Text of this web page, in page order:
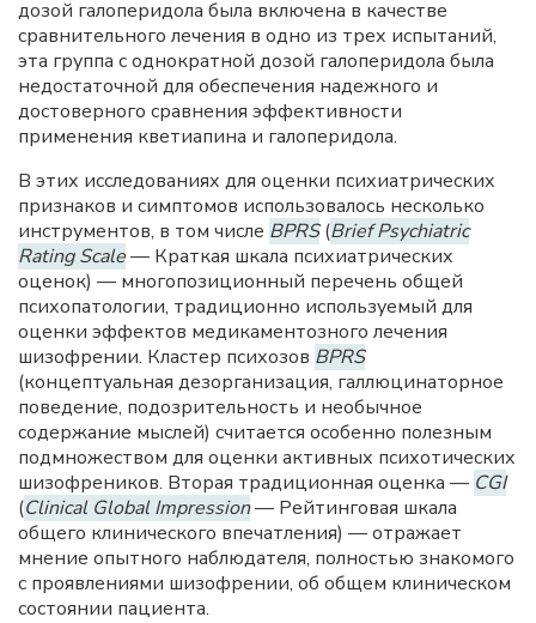
дозой галоперидола была включена в качестве
сравнительного лечения в одно из трех испытаний,
эта группа с однократной дозой галоперидола была
недостаточной для обеспечения надежного и
достоверного сравнения эффективности
применения кветиапина и галоперидола.
В этих исследованиях для оценки психиатрических
признаков и симптомов использовалось несколько
инструментов, в том числе BPRS(Brief Psychiatric
Rating Scale— Краткая шкала психиатрических
оценок) — многопозиционный перечень общей
психопатологии, традиционно используемый для
оценки эффектов медикаментозного лечения
шизофрении. Кластер психозов BPRS
(концептуальная дезорганизация, галлюцинаторное
поведение, подозрительность и необычное
содержание мыслей) считается особенно полезным
подмножеством для оценки активных психотических
шизофреников. Вторая традиционная оценка — CGI
(Clinical Global Impression— Рейтинговая шкала
общего клинического впечатления) — отражает
мнение опытного наблюдателя, полностью знакомого
с проявлениями шизофрении, об общем клиническом
состоянии пациента.